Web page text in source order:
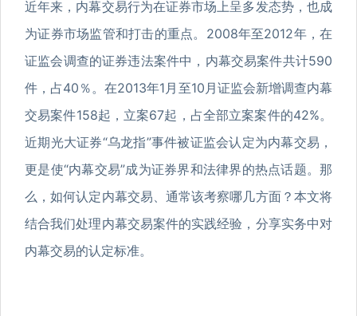
近年来，内幕交易行为在证券市场上呈多发态势，也成
为证券市场监管和打击的重点。2008年至2012年，在
证监会调查的证券违法案件中，内幕交易案件共计590
件，占40％。在2013年1月至10月证监会新增调查内幕
交易案件158起，立案67起，占全部立案案件的42%。
近期光大证券“乌龙指”事件被证监会认定为内幕交易，
更是使“内幕交易”成为证券界和法律界的热点话题。那
么，如何认定内幕交易、通常该考察哪几方面？本文将
结合我们处理内幕交易案件的实践经验，分享实务中对
内幕交易的认定标准。